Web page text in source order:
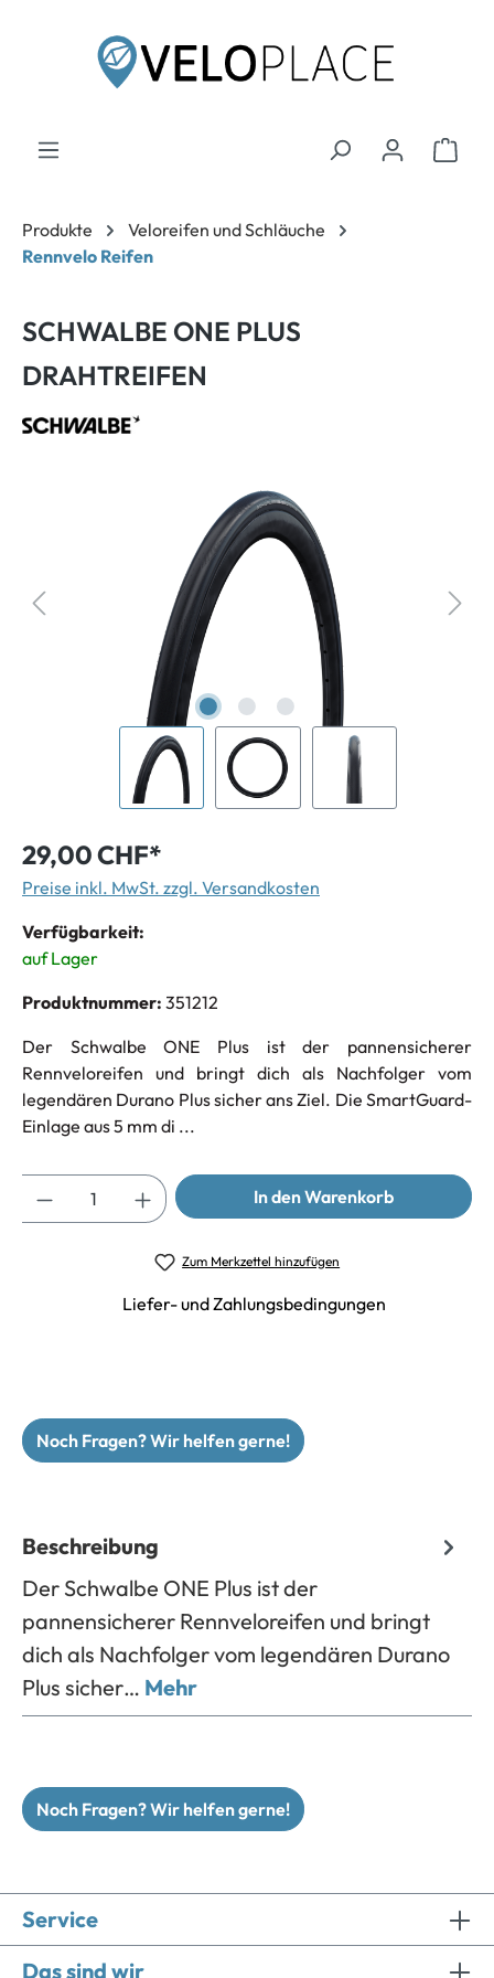
Produkte
Veloreifen und Schläuche
Rennvelo Reifen
SCHWALBE ONE PLUS
DRAHTREIFEN
29,00 CHF*
Preise inkl. MwSt. zzgl. Versandkosten
Verfügbarkeit:
auf Lager
Produktnummer: 351212
Der Schwalbe ONE Plus ist der pannensicherer
Rennveloreifen und bringt dich als Nachfolger vom
legendären Durano Plus sicher ans Ziel. Die SmartGuard-
Einlage aus 5 mm di ...
In den Warenkorb
Zum Merkzettel hinzufügen
Liefer- und Zahlungsbedingungen
Noch Fragen? Wir helfen gerne!
Beschreibung
Der Schwalbe ONE Plus ist der
pannensicherer Rennveloreifen und bringt
dich als Nachfolger vom legendären Durano
Plus sicher… Mehr
Noch Fragen? Wir helfen gerne!
Service
Das sind wir